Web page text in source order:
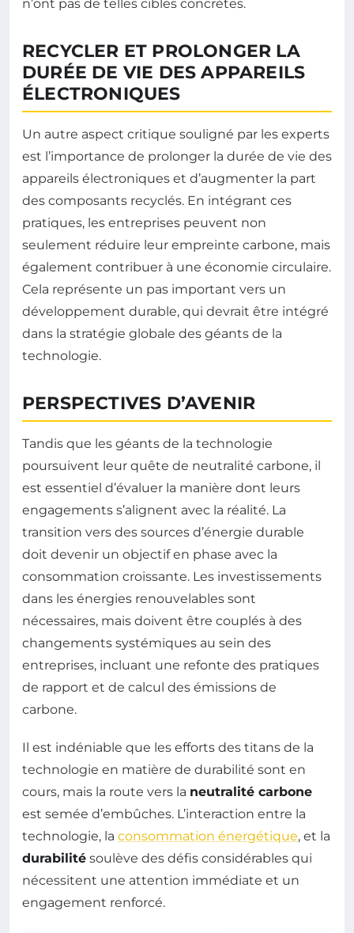
n’ont pas de telles cibles concrètes.
RECYCLER ET PROLONGER LA
DURÉE DE VIE DES APPAREILS
ÉLECTRONIQUES
Un autre aspect critique souligné par les experts
est l’importance de prolonger la durée de vie des
appareils électroniques et d’augmenter la part
des composants recyclés. En intégrant ces
pratiques, les entreprises peuvent non
seulement réduire leur empreinte carbone, mais
également contribuer à une économie circulaire.
Cela représente un pas important vers un
développement durable, qui devrait être intégré
dans la stratégie globale des géants de la
technologie.
PERSPECTIVES D’AVENIR
Tandis que les géants de la technologie
poursuivent leur quête de neutralité carbone, il
est essentiel d’évaluer la manière dont leurs
engagements s’alignent avec la réalité. La
transition vers des sources d’énergie durable
doit devenir un objectif en phase avec la
consommation croissante. Les investissements
dans les énergies renouvelables sont
nécessaires, mais doivent être couplés à des
changements systémiques au sein des
entreprises, incluant une refonte des pratiques
de rapport et de calcul des émissions de
carbone.
Il est indéniable que les efforts des titans de la
technologie en matière de durabilité sont en
cours, mais la route vers la neutralité carbone
est semée d’embûches. L’interaction entre la
technologie, la consommation énergétique, et la
durabilité soulève des défis considérables qui
nécessitent une attention immédiate et un
engagement renforcé.